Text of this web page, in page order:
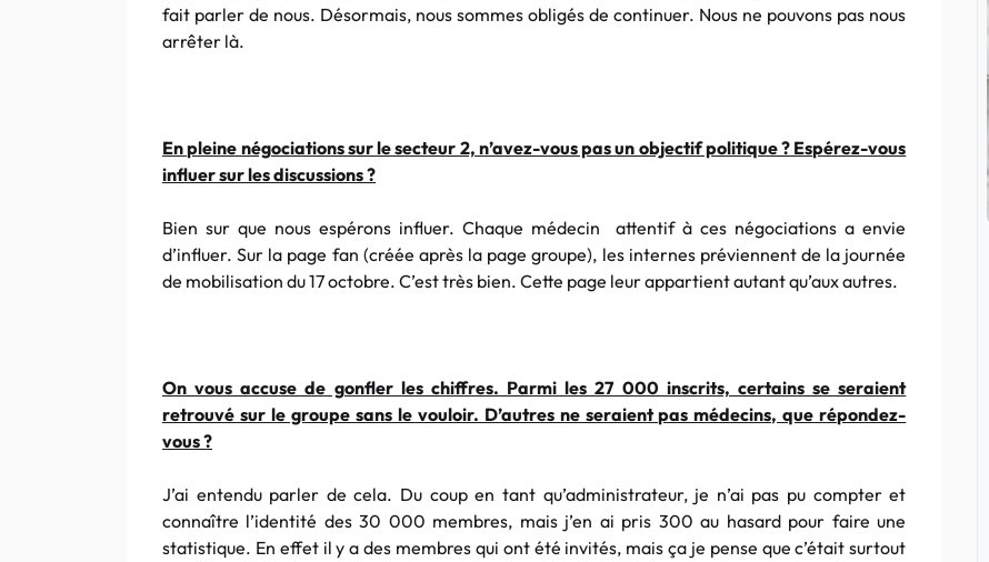
fait parler de nous. Désormais, nous sommes obligés de continuer. Nous ne pouvons pas nous
arrêter là.
En pleine négociations sur le secteur 2, n’avez-vous pas un objectif politique ? Espérez-vous
influer sur les discussions ?
Bien sur que nous espérons influer. Chaque médecin attentif à ces négociations a envie
d’influer. Sur la page fan (créée après la page groupe), les internes préviennent de la journée
de mobilisation du 17 octobre. C’est très bien. Cette page leur appartient autant qu’aux autres.
On vous accuse de gonfler les chiffres. Parmi les 27 000 inscrits, certains se seraient
retrouvé sur le groupe sans le vouloir. D’autres ne seraient pas médecins, que répondez-
vous ?
J’ai entendu parler de cela. Du coup en tant qu’administrateur, je n’ai pas pu compter et
connaître l’identité des 30 000 membres, mais j’en ai pris 300 au hasard pour faire une
statistique. En effet il y a des membres qui ont été invités, mais ça je pense que c’était surtout